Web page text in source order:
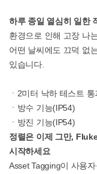
하루 종일 열심히 일한
환경으로 인해 고장 나
어떤 날씨에도 끄덕 없
있습니다.
ㆍ2미터 낙하 테스트 통
ㆍ방수 기능(IP54)
ㆍ방진 기능(IP54)
정렬은 이제 그만,
시작하세요
Asset Tagging이 사용